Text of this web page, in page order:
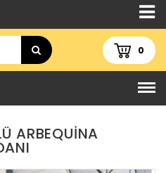
0
ARBEQUINA